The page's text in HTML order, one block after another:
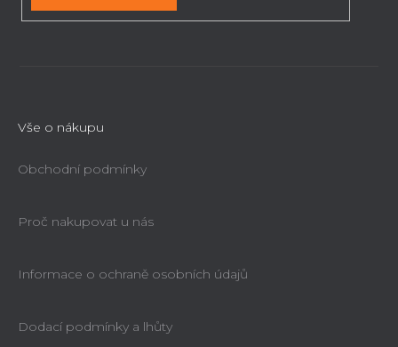
Vše o nákupu
Obchodní podmínky
Proč nakupovat u nás
Informace o ochraně osobních údajů
Dodací podmínky a lhůty